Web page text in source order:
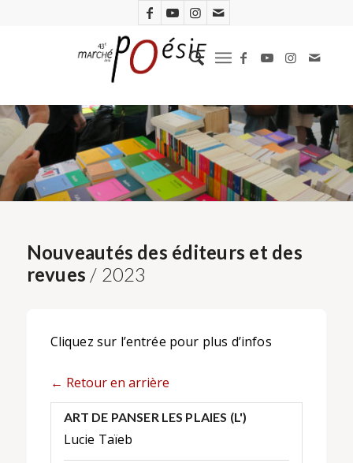
Nouveautés des éditeurs et des
revues / 2023
Cliquez sur l’entrée pour plus d’infos
← Retour en arrière
ART DE PANSER LES PLAIES (L')
Lucie Taïeb